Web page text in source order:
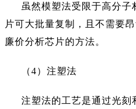
虽然模塑法受限于高分
片可大批量复制，且不需要
廉价分析芯片的方法。
（4）注塑法
注塑法的工艺是通过光刻